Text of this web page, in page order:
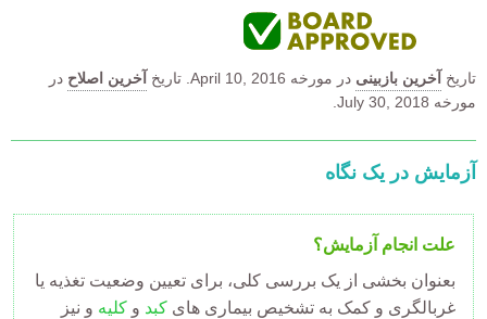
تاریخ آخرین بازبینی در مورخه April 10, 2016. تاریخ آخرین اصلاح در
مورخه July 30, 2018.
آزمایش در یک نگاه
علت انجام آزمایش؟
بعنوان بخشی از یک بررسی کلی، برای تعیین وضعیت تغذیه یا
غربالگری و کمک به تشخیص بیماری های کبد و کلیه و نیز